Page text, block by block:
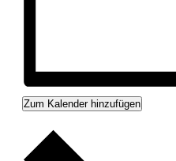
Zum Kalender hinzufügen